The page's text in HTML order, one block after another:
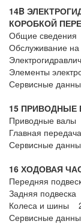
14B
КОРОБКОЙ
Общие
Обслуживание
Элементы
Сервисные
15 ПРИВОДНЫЕ
Приводные
Главная
Сервисные
16 ХОДОВАЯ
Передняя
Задняя
Колеса и шины
Сервисные